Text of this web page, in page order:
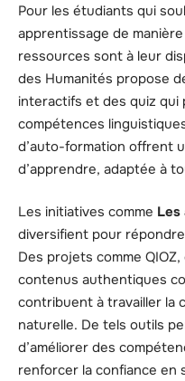
Pour les étudiants qui
apprentissage de
ressources sont à leur
des Humanités propose
interactifs et des quiz qui
compétences
d’auto-formation offrent
d’apprendre, adaptée à
Les initiatives comme Les
diversifient pour
Des projets comme
contenus authentiques
contribuent à travailler la
naturelle. De tels outils
d’améliorer des
renforcer la confiance en